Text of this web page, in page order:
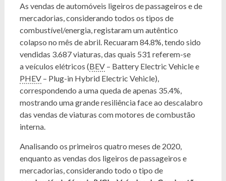
As vendas de automóveis ligeiros de passageiros e de
mercadorias, considerando todos os tipos de
combustível/energia, registaram um autêntico
colapso no mês de abril. Recuaram 84.8%, tendo sido
vendidas 3.687 viaturas, das quais 531 referem-se
a veículos elétricos (BEV– Battery Electric Vehicle e
PHEV– Plug-in Hybrid Electric Vehicle),
correspondendo a uma queda de apenas 35.4%,
mostrando uma grande resiliência face ao descalabro
das vendas de viaturas com motores de combustão
interna.
Analisando os primeiros quatro meses de 2020,
enquanto as vendas dos ligeiros de passageiros e
mercadorias, considerando todo o tipo de